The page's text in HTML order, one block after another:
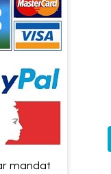
mandat